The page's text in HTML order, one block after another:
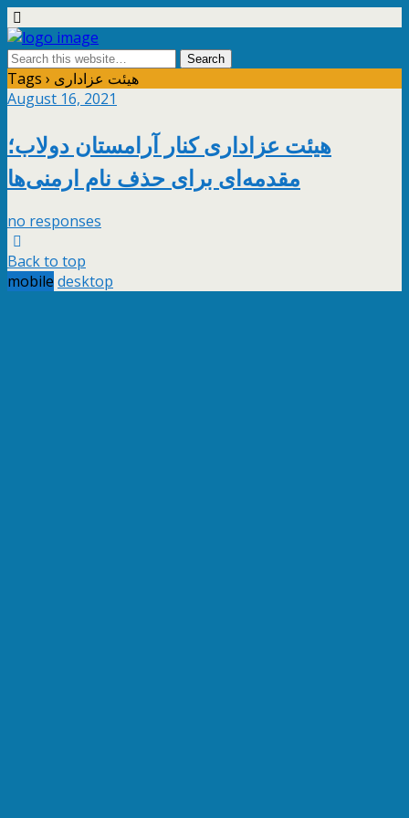
Tags › هیئت عزاداری
August 16, 2021
هیئت عزاداری کنار آرامستان دولاب؛
مقدمه‌ای برای حذف نام ارمنی‌ها
no responses
Back to top
mobile desktop